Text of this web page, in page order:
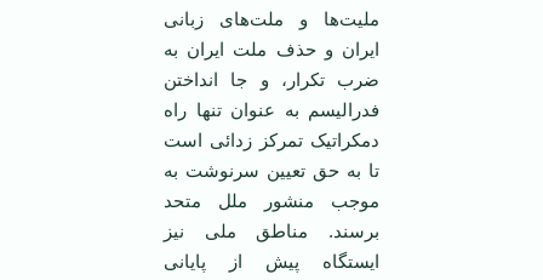
ملیت‌ها و ملت‌های زبانی
ایران و حذف ملت ایران به
ضرب تکرار، و جا انداختن
فدرالیسم به عنوان تنها راه
دمکراتیک تمرکز زدائی است
تا به حق تعیین سرنوشت به
موجب منشور ملل متحد
برسند. مناطق ملی نیز
ایستگاه پیش از پایانی